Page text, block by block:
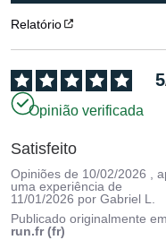
Relatório
5
Opinião verificada
Satisfeito
Opiniões de 10/02/2026
,
uma experiência de
11/01/2026 porGabriel L.
Publicado originalmente
run.fr (fr)